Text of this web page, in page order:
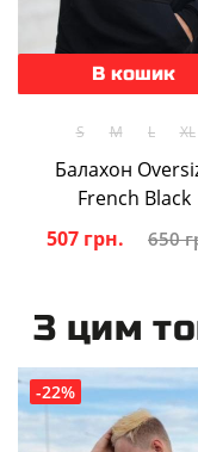
В кошик
S M L XL
Балахон
French Black
507 грн.
650
З цим
-22%